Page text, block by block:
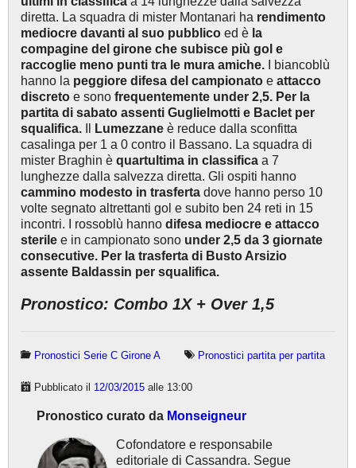
diretta. La squadra di mister Montanari ha rendimento
mediocre davanti al suo pubblico ed è la
compagine del girone che subisce più gol e
raccoglie meno punti tra le mura amiche.
I biancoblù
hanno la peggiore difesa del campionato e attacco
discreto e sono frequentemente under 2,5. Per la
partita di sabato assenti Guglielmotti e Baclet per
squalifica.
Lumezzane è reduce dalla sconfitta
casalinga per 1 a 0 contro il Bassano. La squadra di
mister Braghin è quartultima in classifica a 7
lunghezze dalla salvezza diretta. Gli ospiti hanno
cammino modesto in trasferta dove hanno perso 10
volte segnato altrettanti gol e subito ben 24 reti in 15
incontri. I rossoblù hanno difesa mediocre e attacco
sterile e in campionato sono under 2,5 da 3 giornate
consecutive. Per la trasferta di Busto Arsizio
assente Baldassin per squalifica.
Pronostico: Combo 1X + Over 1,5
Pronostici Serie C Girone A Pronostici partita per partita
Pubblicato il 12/03/2015 alle 13:00
Pronostico curato da Monseigneur
Cofondatore e responsabile
editoriale di Cassandra. Segue